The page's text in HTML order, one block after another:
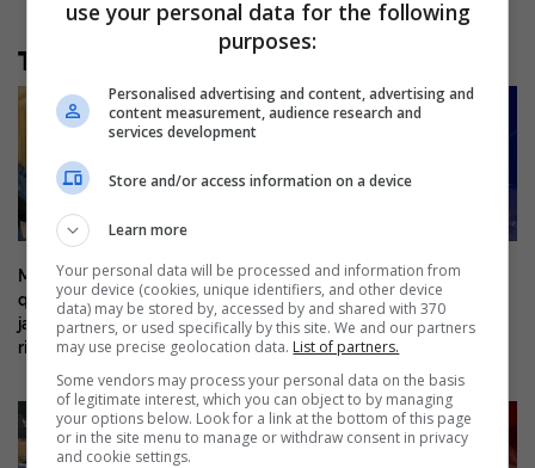
Të tjera nga rubrika
Mitch McConnell del nga
qendra e rehabilitimit pas disa
javësh, e paqartë kur do të
rikthehet në Senat
E dhimbshme, 38-vjeçari nga
Kosova humb jetën në një
aksident me motoçikletë në
Mirditë
use your personal data for the following
purposes:
Personalised advertising and content, advertising and
content measurement, audience research and
services development
Store and/or access information on a device
Learn more
Your personal data will be processed and information from
your device (cookies, unique identifiers, and other device
data) may be stored by, accessed by and shared with 370
partners, or used specifically by this site. We and our partners
may use precise geolocation data. List of partners.
Some vendors may process your personal data on the basis
of legitimate interest, which you can object to by managing
your options below. Look for a link at the bottom of this page
or in the site menu to manage or withdraw consent in privacy
and cookie settings.